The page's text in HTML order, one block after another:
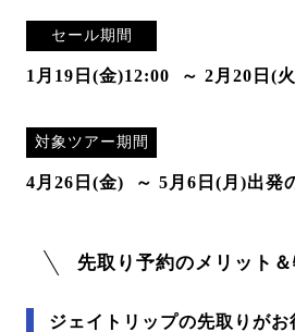
セール期間
1月19日(金)12:00 ～ 2月20日(
対象ツアー期間
4月26日(金) ～ 5月6日(月)出発
先取り予約のメリット
ジェイトリップの先取りがお